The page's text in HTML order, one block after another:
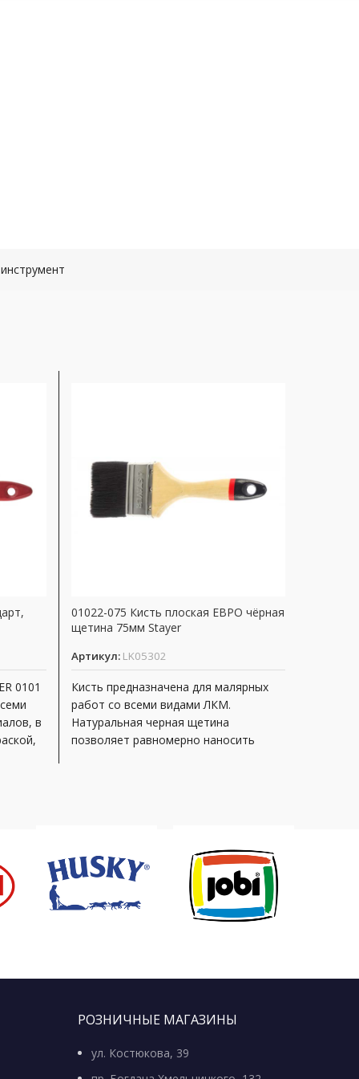
0101
в
01022-075 Кисть плоская ЕВРО чёрная
щетина 75мм Stayer
Артикул: LK05302
Кисть предназначена для малярных
работ со всеми видами ЛКМ.
Натуральная черная щетина
позволяет равномерно наносить
РОЗНИЧНЫЕ МАГАЗИНЫ
ул. Костюкова, 39